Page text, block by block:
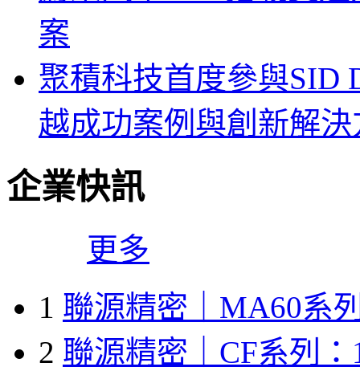
案
聚積科技首度參與SID
越成功案例與創新解決
企業快訊
更多
1 聯源精密｜MA60系
2 聯源精密｜CF系列：